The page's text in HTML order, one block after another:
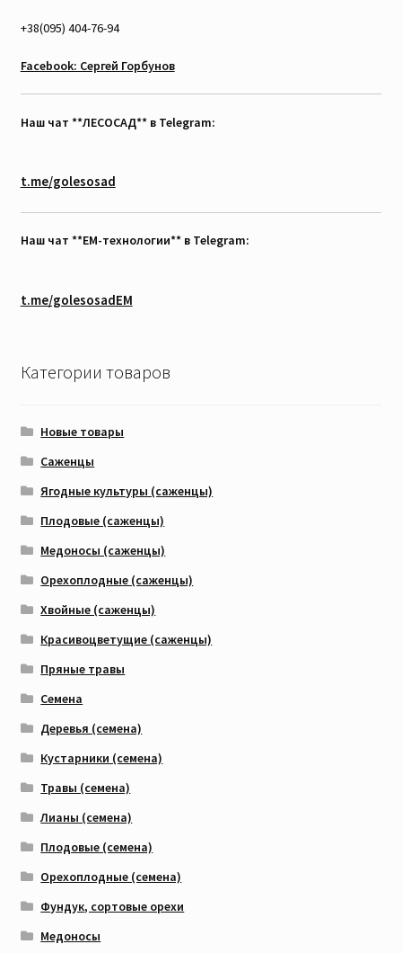
+38(095) 404-76-94
Facebook: Сергей Горбунов
Наш чат **ЛЕСОСАД** в Telegram:
t.me/golesosad
Наш чат **EM-технологии** в Telegram:
t.me/golesosadEM
Категории товаров
Новые товары
Саженцы
Ягодные культуры (саженцы)
Плодовые (саженцы)
Медоносы (саженцы)
Орехоплодные (саженцы)
Хвойные (саженцы)
Красивоцветущие (саженцы)
Пряные травы
Семена
Деревья (семена)
Кустарники (семена)
Травы (семена)
Лианы (семена)
Плодовые (семена)
Орехоплодные (семена)
Фундук, сортовые орехи
Медоносы